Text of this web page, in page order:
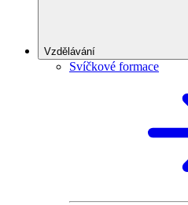
Vzdělávání
Svíčkové formace